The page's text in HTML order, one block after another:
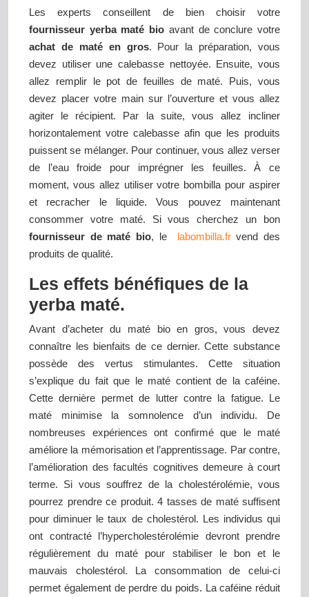
Les experts conseillent de bien choisir votre
fournisseur yerba maté bio avant de conclure votre
achat de maté en gros. Pour la préparation, vous
devez utiliser une calebasse nettoyée. Ensuite, vous
allez remplir le pot de feuilles de maté. Puis, vous
devez placer votre main sur l’ouverture et vous allez
agiter le récipient. Par la suite, vous allez incliner
horizontalement votre calebasse afin que les produits
puissent se mélanger. Pour continuer, vous allez verser
de l’eau froide pour imprégner les feuilles. À ce
moment, vous allez utiliser votre bombilla pour aspirer
et recracher le liquide. Vous pouvez maintenant
consommer votre maté. Si vous cherchez un bon
fournisseur de maté bio, le labombilla.frvend des
produits de qualité.
Les effets bénéfiques de la
yerba maté.
Avant d’acheter du maté bio en gros, vous devez
connaître les bienfaits de ce dernier. Cette substance
possède des vertus stimulantes. Cette situation
s’explique du fait que le maté contient de la caféine.
Cette dernière permet de lutter contre la fatigue. Le
maté minimise la somnolence d’un individu. De
nombreuses expériences ont confirmé que le maté
améliore la mémorisation et l’apprentissage. Par contre,
l’amélioration des facultés cognitives demeure à court
terme. Si vous souffrez de la cholestérolémie, vous
pourrez prendre ce produit. 4 tasses de maté suffisent
pour diminuer le taux de cholestérol. Les individus qui
ont contracté l’hypercholestérolémie devront prendre
régulièrement du maté pour stabiliser le bon et le
mauvais cholestérol. La consommation de celui-ci
permet également de perdre du poids. La caféine réduit